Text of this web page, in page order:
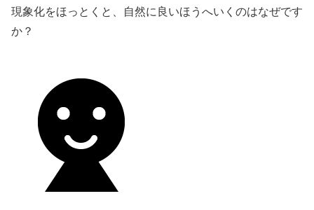
現象化をほっとくと、自然に良いほうへいくのはなぜです
か？